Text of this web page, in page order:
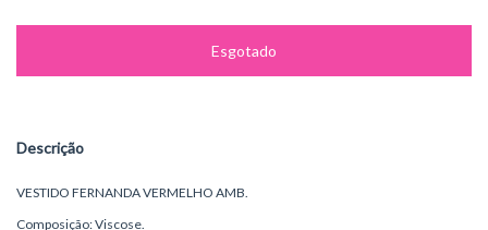
Descrição
VESTIDO FERNANDA VERMELHO AMB.
Composição: Viscose.